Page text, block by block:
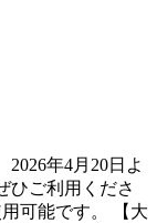
2026年4月20日よ
ひご利用くださ
可能です。 【大